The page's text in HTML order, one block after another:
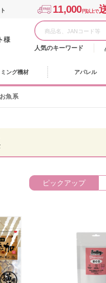
11,000円以上で
様
人気のキーワード
ミング機材 アパレル
お魚系
ピックアップ